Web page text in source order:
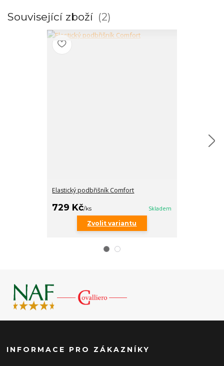
Související zboží 2
Elastický podbřišník Comfort
729 Kč/ks Skladem
Zvolit variantu
INFORMACE PRO ZÁKAZNÍKY